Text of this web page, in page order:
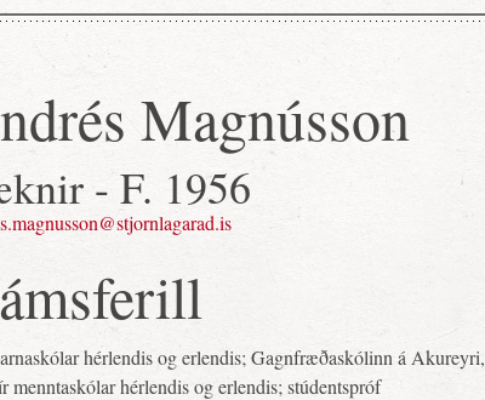
Magnússon
- F. 1956
hérlendis og erlendis; Gagnfræðaskólinn á Akureyri,
menntaskólar hérlendis og erlendis; stúdentspróf